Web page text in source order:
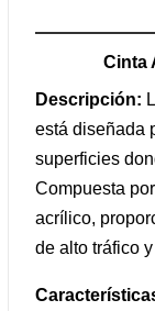
Cinta
Descripción:
está diseñada
superficies
Compuesta
acrílico,
de alto tráfico